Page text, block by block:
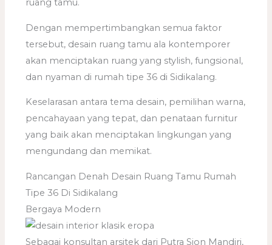
ruang tamu.
Dengan mempertimbangkan semua faktor
tersebut, desain ruang tamu ala kontemporer
akan menciptakan ruang yang stylish, fungsional,
dan nyaman di rumah tipe 36 di Sidikalang.
Keselarasan antara tema desain, pemilihan warna,
pencahayaan yang tepat, dan penataan furnitur
yang baik akan menciptakan lingkungan yang
mengundang dan memikat.
Rancangan Denah Desain Ruang Tamu Rumah
Tipe 36 Di Sidikalang
Bergaya Modern
Sebagai konsultan arsitek dari Putra Sion Mandiri,